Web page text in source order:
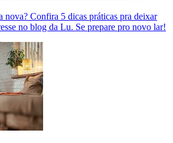
nova? Confira 5 dicas práticas pra deixar
no blog da Lu. Se prepare pro novo lar!